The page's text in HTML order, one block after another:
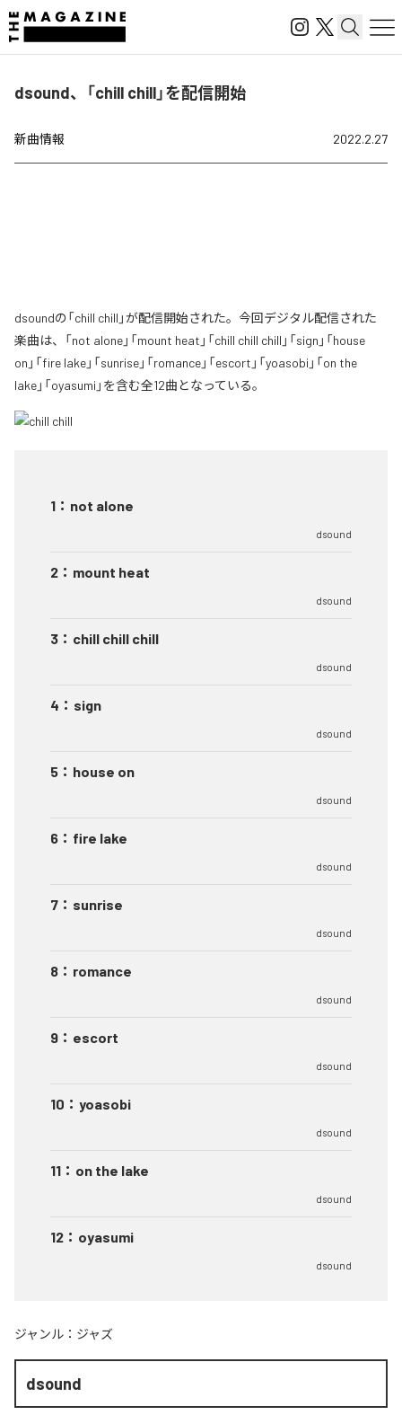
dsound、「chill chill」を配信開始
新曲情報 2022.2.27
dsoundの「chill chill」が配信開始された。今回デジタル配信された
楽曲は、「not alone」「mount heat」「chill chill chill」「sign」「house
on」「fire lake」「sunrise」「romance」「escort」「yoasobi」「on the
lake」「oyasumi」を含む全12曲となっている。
1 ： not alone
dsound
2 ： mount heat
dsound
3 ： chill chill chill
dsound
4 ： sign
dsound
5 ： house on
dsound
6 ： fire lake
dsound
7 ： sunrise
dsound
8 ： romance
dsound
9 ： escort
dsound
10 ： yoasobi
dsound
11 ： on the lake
dsound
12 ： oyasumi
dsound
ジャンル： ジャズ
dsound